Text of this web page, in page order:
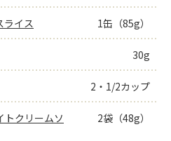
ライス 1缶（85g）
30g
2・1/2カップ
トクリームソ
2袋（48g）